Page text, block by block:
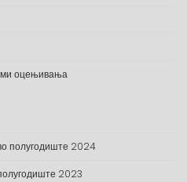
оцењивања
полугодиште 2024
2023